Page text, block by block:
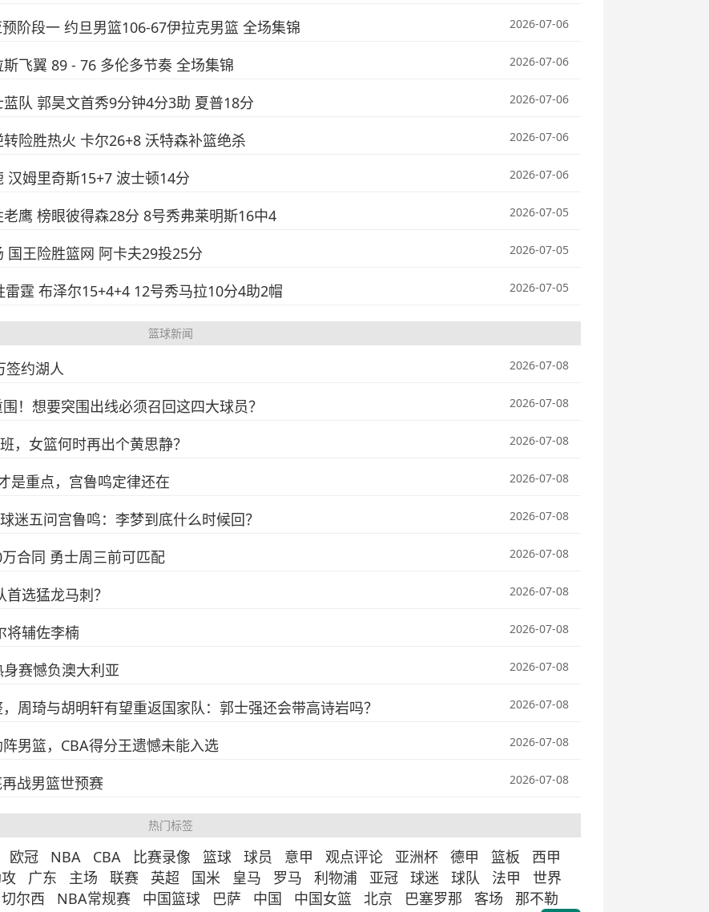
阶段一 约旦男篮106-67伊拉克男篮 全场集锦 2026-07-06
飞翼 89 - 76 多伦多节奏 全场集锦 2026-07-06
队 郭昊文首秀9分钟4分3助 夏普18分 2026-07-06
险胜热火 卡尔26+8 沃特森补篮绝杀 2026-07-06
姆里奇斯15+7 波士顿14分 2026-07-06
鹰 榜眼彼得森28分 8号秀弗莱明斯16中4 2026-07-05
王险胜篮网 阿卡夫29投25分 2026-07-05
霆 布泽尔15+4+4 12号秀马拉10分4助2帽 2026-07-05
篮球新闻
签约湖人 2026-07-08
！想要突围出线必须召回这四大球员？ 2026-07-08
，女篮何时再出个黄思静？ 2026-07-08
是重点，宫鲁鸣定律还在 2026-07-08
迷五问宫鲁鸣：李梦到底什么时候回？ 2026-07-08
合同 勇士周三前可匹配 2026-07-08
选猛龙马刺？ 2026-07-08
将辅佐李楠 2026-07-08
赛憾负澳大利亚 2026-07-08
周琦与胡明轩有望重返国家队：郭士强还会带高诗岩吗？ 2026-07-08
男篮，CBA得分王遗憾未能入选 2026-07-08
战男篮世预赛 2026-07-08
热门标签
欧冠 NBA CBA 比赛录像 篮球 球员 意甲 观点评论 亚洲杯 德甲 篮板
西甲
广东 主场 联赛 英超 国米 皇马 罗马 利物浦 亚冠 球迷 球队 法甲
世界
切尔西 NBA常规赛 中国篮球 巴萨 中国 中国女篮 北京 巴塞罗那 客场
那不勒